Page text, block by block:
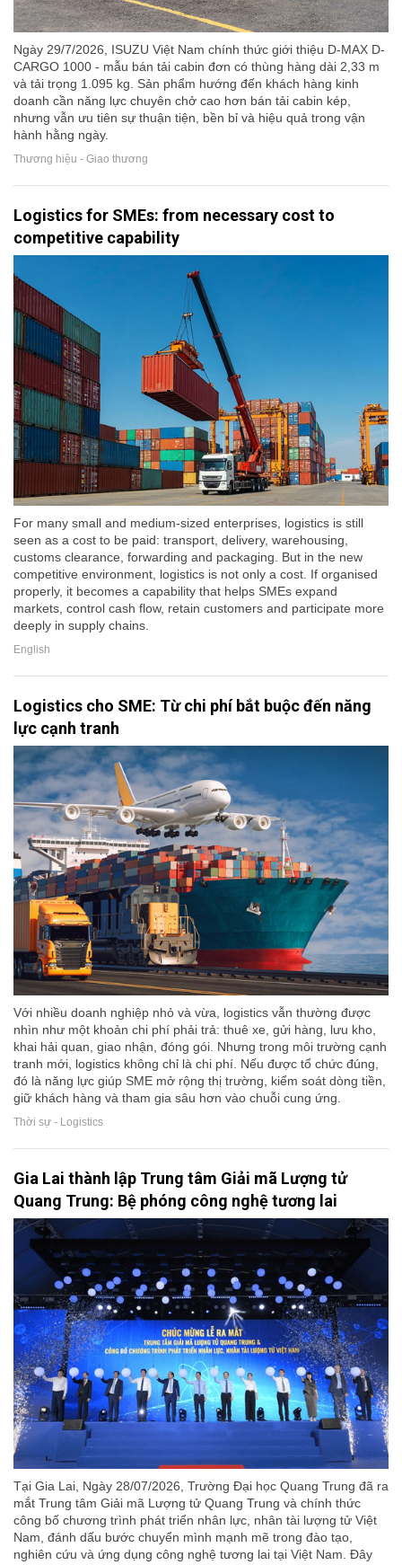
Ngày 29/7/2026, ISUZU Việt Nam chính thức giới thiệu D-MAX D-
CARGO 1000 - mẫu bán tải cabin đơn có thùng hàng dài 2,33 m
và tải trọng 1.095 kg. Sản phẩm hướng đến khách hàng kinh
doanh cần năng lực chuyên chở cao hơn bán tải cabin kép,
nhưng vẫn ưu tiên sự thuận tiện, bền bỉ và hiệu quả trong vận
hành hằng ngày.
Thương hiệu - Giao thương
Logistics for SMEs: from necessary cost to
competitive capability
For many small and medium-sized enterprises, logistics is still
seen as a cost to be paid: transport, delivery, warehousing,
customs clearance, forwarding and packaging. But in the new
competitive environment, logistics is not only a cost. If organised
properly, it becomes a capability that helps SMEs expand
markets, control cash flow, retain customers and participate more
deeply in supply chains.
English
Logistics cho SME: Từ chi phí bắt buộc đến năng
lực cạnh tranh
Với nhiều doanh nghiệp nhỏ và vừa, logistics vẫn thường được
nhìn như một khoản chi phí phải trả: thuê xe, gửi hàng, lưu kho,
khai hải quan, giao nhận, đóng gói. Nhưng trong môi trường cạnh
tranh mới, logistics không chỉ là chi phí. Nếu được tổ chức đúng,
đó là năng lực giúp SME mở rộng thị trường, kiểm soát dòng tiền,
giữ khách hàng và tham gia sâu hơn vào chuỗi cung ứng.
Thời sự - Logistics
Gia Lai thành lập Trung tâm Giải mã Lượng tử
Quang Trung: Bệ phóng công nghệ tương lai
Tại Gia Lai, Ngày 28/07/2026, Trường Đại học Quang Trung đã ra
mắt Trung tâm Giải mã Lượng tử Quang Trung và chính thức
công bố chương trình phát triển nhân lực, nhân tài lượng tử Việt
Nam, đánh dấu bước chuyển mình mạnh mẽ trong đào tạo,
nghiên cứu và ứng dụng công nghệ tương lai tại Việt Nam. Đây